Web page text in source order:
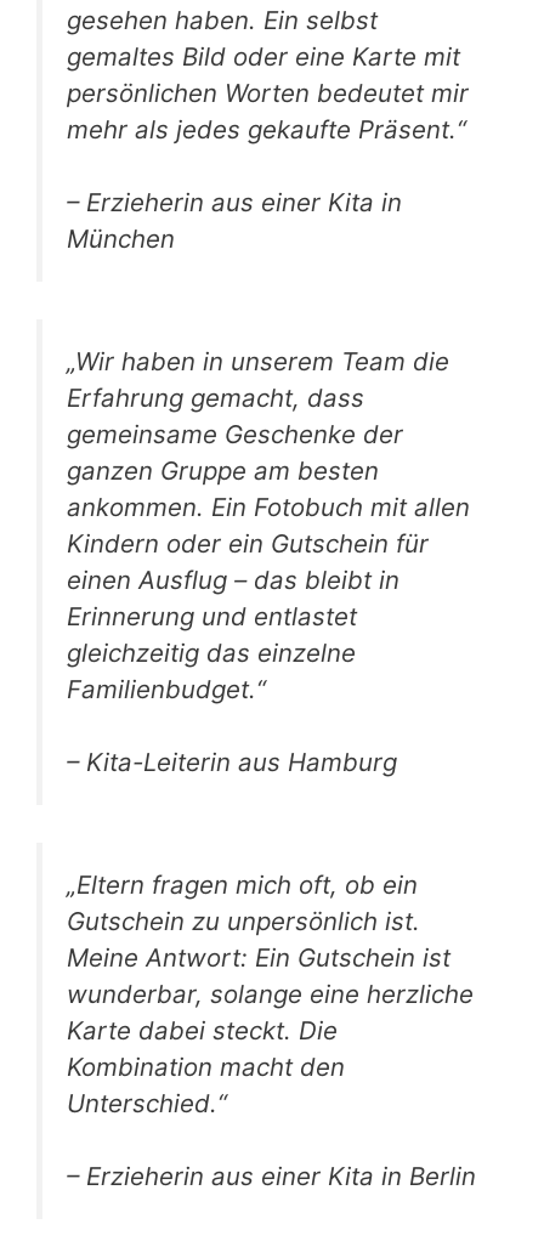
gesehen haben. Ein selbst
gemaltes Bild oder eine Karte mit
persönlichen Worten bedeutet mir
mehr als jedes gekaufte Präsent.“
– Erzieherin aus einer Kita in
München
„Wir haben in unserem Team die
Erfahrung gemacht, dass
gemeinsame Geschenke der
ganzen Gruppe am besten
ankommen. Ein Fotobuch mit allen
Kindern oder ein Gutschein für
einen Ausflug – das bleibt in
Erinnerung und entlastet
gleichzeitig das einzelne
Familienbudget.“
– Kita-Leiterin aus Hamburg
„Eltern fragen mich oft, ob ein
Gutschein zu unpersönlich ist.
Meine Antwort: Ein Gutschein ist
wunderbar, solange eine herzliche
Karte dabei steckt. Die
Kombination macht den
Unterschied.“
– Erzieherin aus einer Kita in Berlin